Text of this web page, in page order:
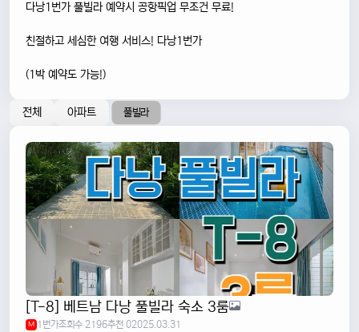
다낭1번가 풀빌라 예약시 공항픽업 무조건 무료!
친절하고 세심한 여행 서비스! 다낭1번가
(1박 예약도 가능!)
전체 아파트 풀빌라
[T-8] 베트남 다낭 풀빌라 숙소 3룸
M 1번가조회수 2196추천 02025.03.31